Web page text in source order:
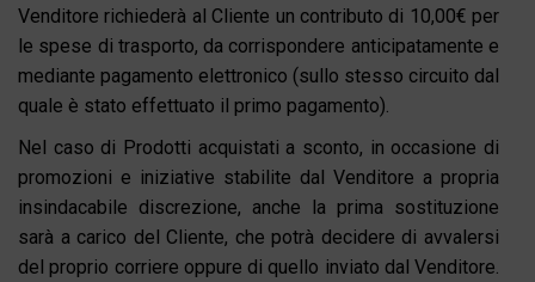
Venditore richiederà al Cliente un contributo di 10,00€ per
le spese di trasporto, da corrispondere anticipatamente e
mediante pagamento elettronico (sullo stesso circuito dal
quale è stato effettuato il primo pagamento).
Nel caso di Prodotti acquistati a sconto, in occasione di
promozioni e iniziative stabilite dal Venditore a propria
insindacabile discrezione, anche la prima sostituzione
sarà a carico del Cliente, che potrà decidere di avvalersi
del proprio corriere oppure di quello inviato dal Venditore.